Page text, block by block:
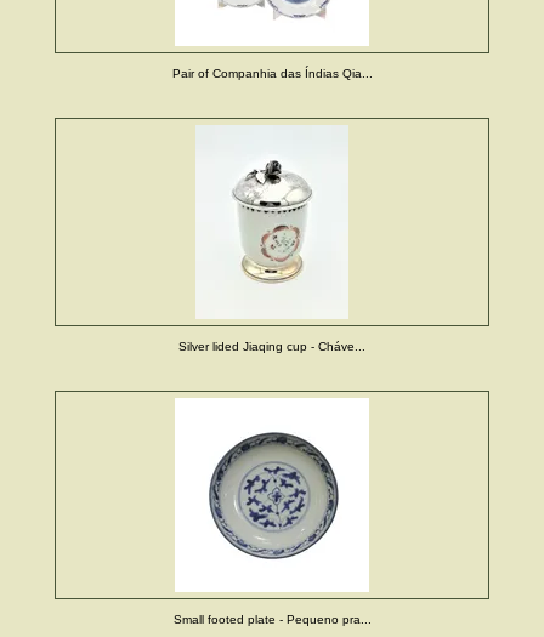
Pair of Companhia das Índias Qia...
Silver lided Jiaqing cup - Cháve...
Small footed plate - Pequeno pra...